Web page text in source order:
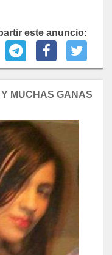
este anuncio:
MUCHAS GANAS